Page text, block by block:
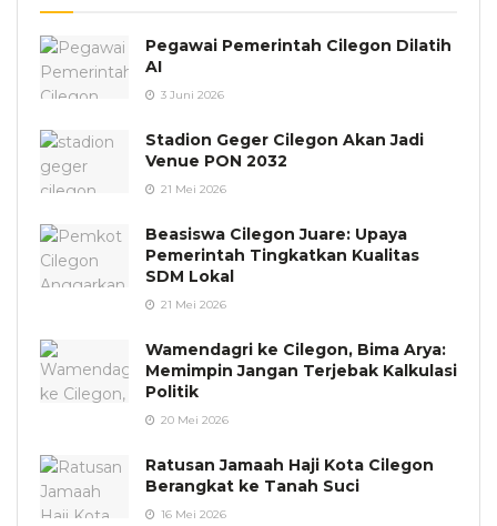
Pegawai Pemerintah Cilegon Dilatih
AI
3 Juni 2026
Stadion Geger Cilegon Akan Jadi
Venue PON 2032
21 Mei 2026
Beasiswa Cilegon Juare: Upaya
Pemerintah Tingkatkan Kualitas
SDM Lokal
21 Mei 2026
Wamendagri ke Cilegon, Bima Arya:
Memimpin Jangan Terjebak Kalkulasi
Politik
20 Mei 2026
Ratusan Jamaah Haji Kota Cilegon
Berangkat ke Tanah Suci
16 Mei 2026